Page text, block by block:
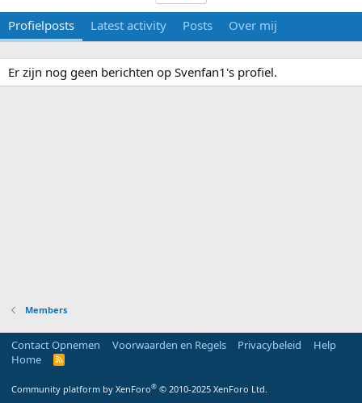
Profielposts Latest activity Posts Over mij
Er zijn nog geen berichten op Svenfan1's profiel.
Members
Contact Opnemen Voorwaarden en Regels Privacybeleid
Help
Home
R
Community platform by XenForo® © 2010-2025 XenForo Ltd.